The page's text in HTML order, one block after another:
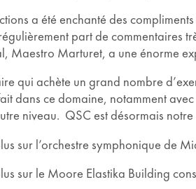
a été enchanté des
part de commentaires
Maestro Marturet, a une énorme
qui achète un grand nombre
dans ce domaine, notamment
niveau. QSC est désormais
sur l’orchestre symphonique de
sur le Moore Elastika Building